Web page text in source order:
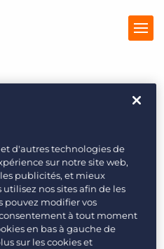
d'autres technologies de
sur notre site web,
publicités, et mieux
nos sites afin de les
pouvez modifier vos
à tout moment
en bas à gauche de
sur les cookies et